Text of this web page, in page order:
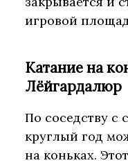
игровой
Катание на
Лёйгардалюр
По соседству
круглый год
на коньках.